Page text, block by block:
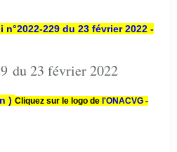
n°2022-229 du 23 février 2022 -
du 23 février 2022
) Cliquez sur le logo de l'ONACVG -